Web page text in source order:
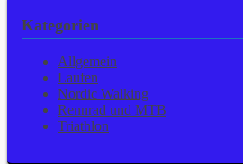
Kategorien
Allgemein
Laufen
Nordic Walking
Rennrad und MTB
Triathlon